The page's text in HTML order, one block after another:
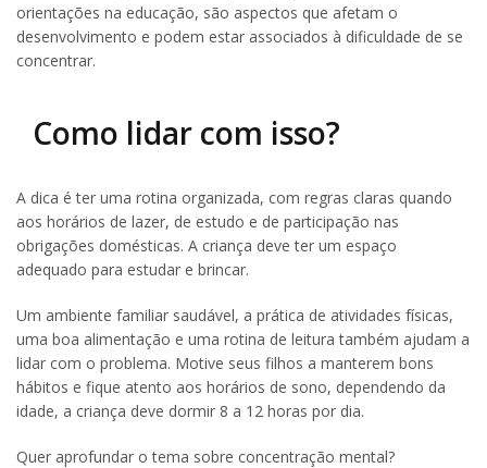
orientações na educação, são aspectos que afetam o
desenvolvimento e podem estar associados à dificuldade de se
concentrar.
Como lidar com isso?
A dica é ter uma rotina organizada, com regras claras quando
aos horários de lazer, de estudo e de participação nas
obrigações domésticas. A criança deve ter um espaço
adequado para estudar e brincar.
Um ambiente familiar saudável, a prática de atividades físicas,
uma boa alimentação e uma rotina de leitura também ajudam a
lidar com o problema. Motive seus filhos a manterem bons
hábitos e fique atento aos horários de sono, dependendo da
idade, a criança deve dormir 8 a 12 horas por dia.
Quer aprofundar o tema sobre concentração mental?